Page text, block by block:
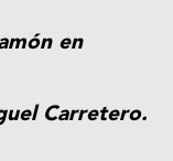
en
Carretero.